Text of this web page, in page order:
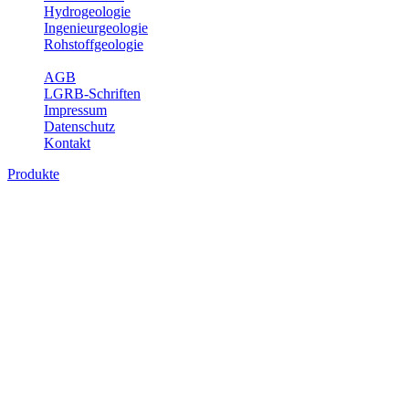
Hydrogeologie
Ingenieurgeologie
Rohstoffgeologie
AGB
LGRB-Schriften
Impressum
Datenschutz
Kontakt
Produkte